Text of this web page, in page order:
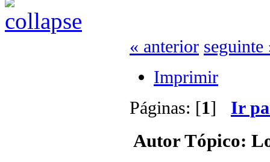
« anterior seguinte
Imprimir
Páginas: [1] Ir
AutorTópico: